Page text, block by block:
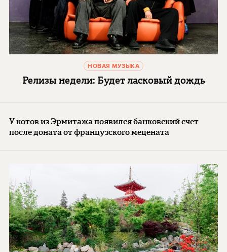
НОВАЯ МУЗЫКА
Релизы недели: Будет ласковый дождь
У котов из Эрмитажа появился банковский счет
после доната от французского мецената